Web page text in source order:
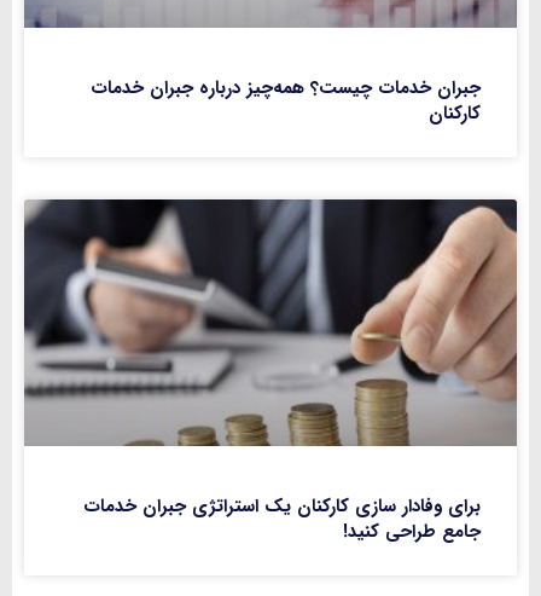
جبران خدمات چیست؟ همه‌چیز درباره جبران خدمات
کارکنان
برای وفادار سازی کارکنان یک استراتژی جبران خدمات
جامع طراحی کنید!